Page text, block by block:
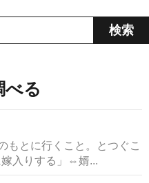
べる
もとに行くこと。とつぐこ
嫁入りする」⇔婿...